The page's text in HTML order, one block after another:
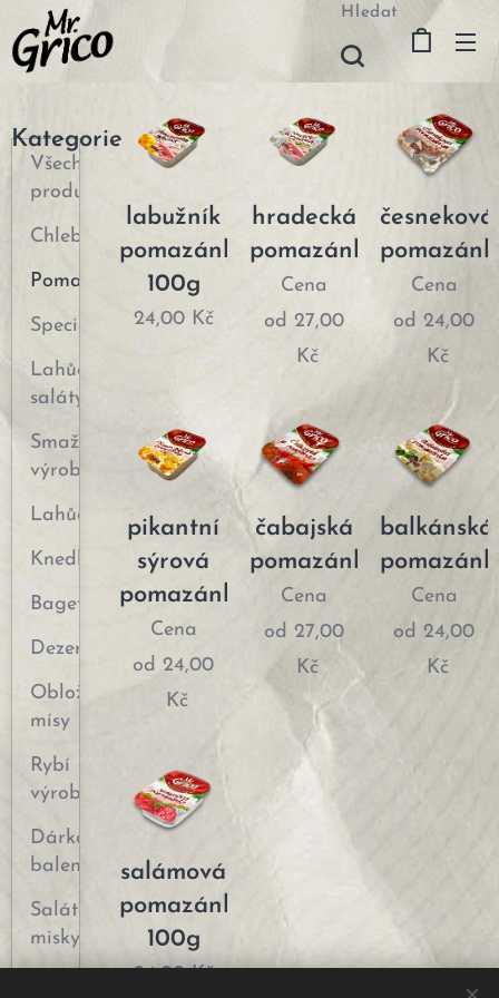
Hledat
Kategorie
Všechny
produkty
Chlebíčky
Pomazánky
Speciality
Lahůdkové
saláty
Smažené
výrobky
Lahůdky
Knedlíky
Bagety
Dezerty
Obložené
mísy
Rybí
výrobky
Dárkové
balení
Salátové
misky
labužník
pomazánka
100g
24,00Kč
hradecká
pomazánka
Cena
od 27,00
Kč
česneková
Cena
od 24,00
Kč
pikantní
sýrová
pomazánka
Cena
od24,00
Kč
čabajská
pomazánka
Cena
od 27,00
Kč
balkánská
Cena
od 24,00
Kč
salámová
pomazánka
100g
24,00Kč